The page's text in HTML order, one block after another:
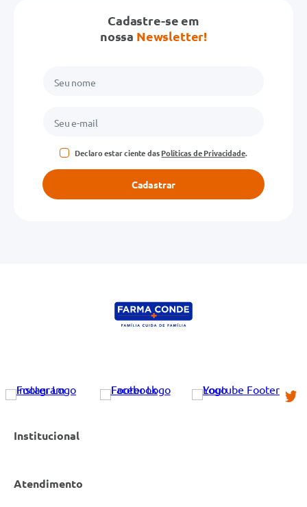
Cadastre-se em
nossa Newsletter!
Declaro estar ciente dasPolíticas de Privacidade.
Cadastrar
Institucional
Atendimento